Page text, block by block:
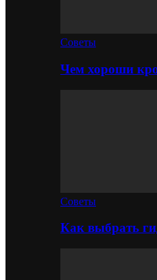
Советы
Чем хороши
Советы
Как выбрать